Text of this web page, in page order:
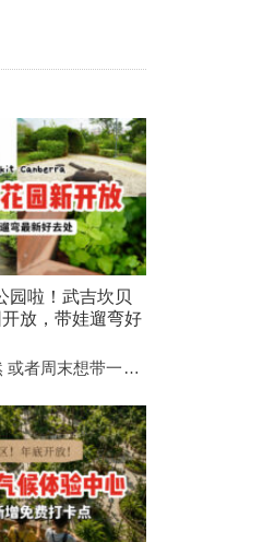
园啦！武吉坎贝
放，带娃遛弯好
或者周末想带一…